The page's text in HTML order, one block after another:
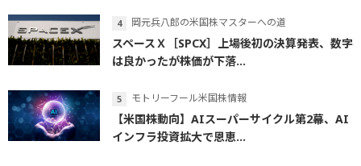
岡元兵八郎の米国株マスターへの道
スペースＸ［SPCX］上場後初の決算発表、数字
は良かったが株価が下落...
モトリーフール米国株情報
【米国株動向】AIスーパーサイクル第2幕、AI
インフラ投資拡大で恩恵...